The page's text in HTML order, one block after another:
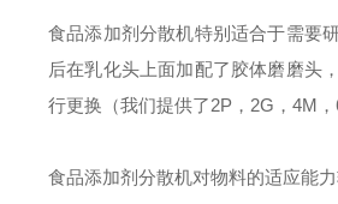
食品添加剂分散机特别适合于需要
后在乳化头上面加配了胶体磨磨头
行更换（我们提供了2P，2G，4M
食品添加剂分散机对物料的适应能